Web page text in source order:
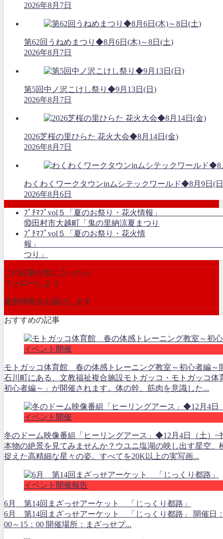
2026年8月7日
第62回うねめまつり◆8月6日(木)～8日(土)
2026年8月7日
第5回中ノ沢こけし祭り◆9月13日(日)
2026年8月7日
2026芝桜の里ひらた 花火大会◆8月14日(金)
2026年8月7日
わくわくワークタウンinムシテックワールド◆8月9日(
2026年8月6日
ﾌﾟﾁﾏﾌﾟvol５「夏のお
⑩田村市大越町「鬼の里納涼夏まつり
ﾌﾟﾁﾏﾌﾟvol５「夏のお祭り・花火情
報」 ⑧田村市都路
つり」
この記事が気に入ったら
フォローしよう
最新情報をお届けします
おすすめの記事
イベント開催
モトガッコ体育館 春の体感トレーニング教室～初心者編～
石川町にある、文教福祉複合施設モトガッコ・モトガッコ
初心者編～」が開催されます。体の幹、筋肉を意識した...
イベント開催
冬のドーム映像番組「ヒーリングアース」◆12月4日（土）~
本物の絶景を見てみませんか？ウユニ塩湖の映し出す星空
捉えた高精細な星々の姿。すべてを20K以上の実写画...
イベント開催報告
6月 第14回まざっせアーケット 「じっくり都路」
6月 第14回まざっせアーケット 「じっくり都路」 開催日
00～15：00 開催場所：まざっせプ...